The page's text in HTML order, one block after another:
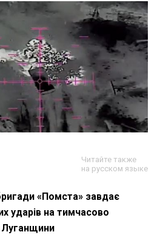
Читайте также
на русском языке
«Помста» завдає
ударів на тимчасово
Луганщини